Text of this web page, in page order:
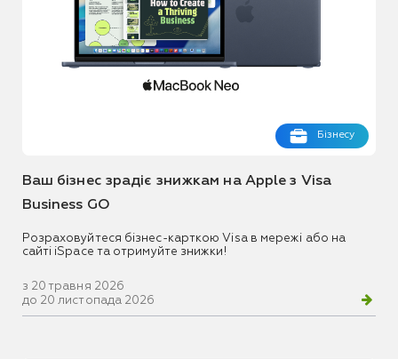
Бізнесу
Ваш бізнес зрадіє знижкам на Apple з Visa
Business GO
Розраховуйтеся бізнес-карткою Visa в мережі або на
сайті iSpace та отримуйте знижки!
з 20 травня 2026
до 20 листопада 2026